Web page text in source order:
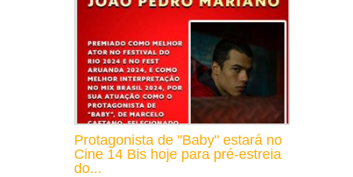
Protagonista de "Baby" estará no
Cine 14 Bis hoje para pré-estreia
do...